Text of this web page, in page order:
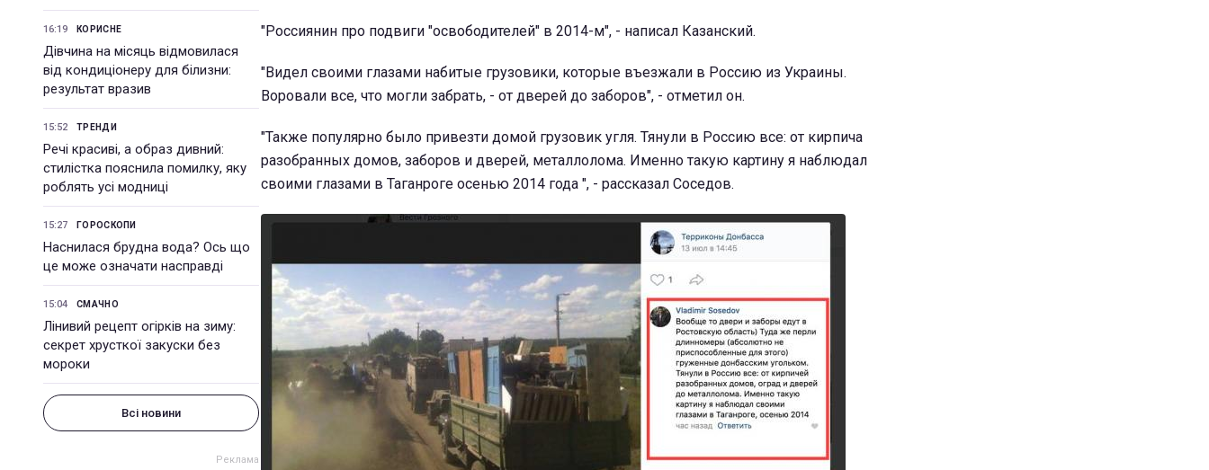
16:19 КОРИСНЕ
Дівчина на місяць відмовилася
від кондиціонеру для білизни:
результат вразив
15:52 ТРЕНДИ
Речі красиві, а образ дивний:
стилістка пояснила помилку, яку
роблять усі модниці
15:27 ГОРОСКОПИ
Наснилася брудна вода? Ось що
це може означати насправді
15:04 СМАЧНО
Лінивий рецепт огірків на зиму:
секрет хрусткої закуски без
мороки
Всі новини
"Россиянин про подвиги "освободителей" в 2014-м", - написал Казанский.
"Видел своими глазами набитые грузовики, которые въезжали в Россию из Украины.
Воровали все, что могли забрать, - от дверей до заборов", - отметил он.
"Также популярно было привезти домой грузовик угля. Тянули в Россию все: от кирпича
разобранных домов, заборов и дверей, металлолома. Именно такую картину я наблюдал
своими глазами в Таганроге осенью 2014 года ", - рассказал Соседов.